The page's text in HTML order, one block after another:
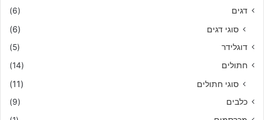
דגים
(6)
סוגי דגים (6)
דוגלידר
(5)
חתולים
(14)
סוגי חתולים (11)
כלבים
(9)